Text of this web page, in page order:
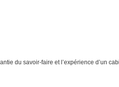
du savoir-faire et l’expérience d’un